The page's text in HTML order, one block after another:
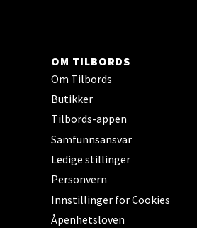
OM TILBORDS
Om Tilbords
Butikker
Tilbords-appen
Samfunnsansvar
Ledige stillinger
Personvern
Innstillinger for Cookies
Åpenhetsloven
Senter Steinkjer
Steinkjer